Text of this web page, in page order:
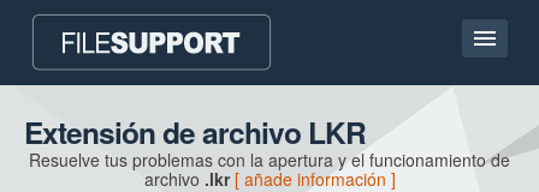
Pagina de inicio
Contacto
Extensión de archivo LKR
Resuelve tus problemas con la apertura y el funcionamiento de
archivo .lkr [ añade información ]